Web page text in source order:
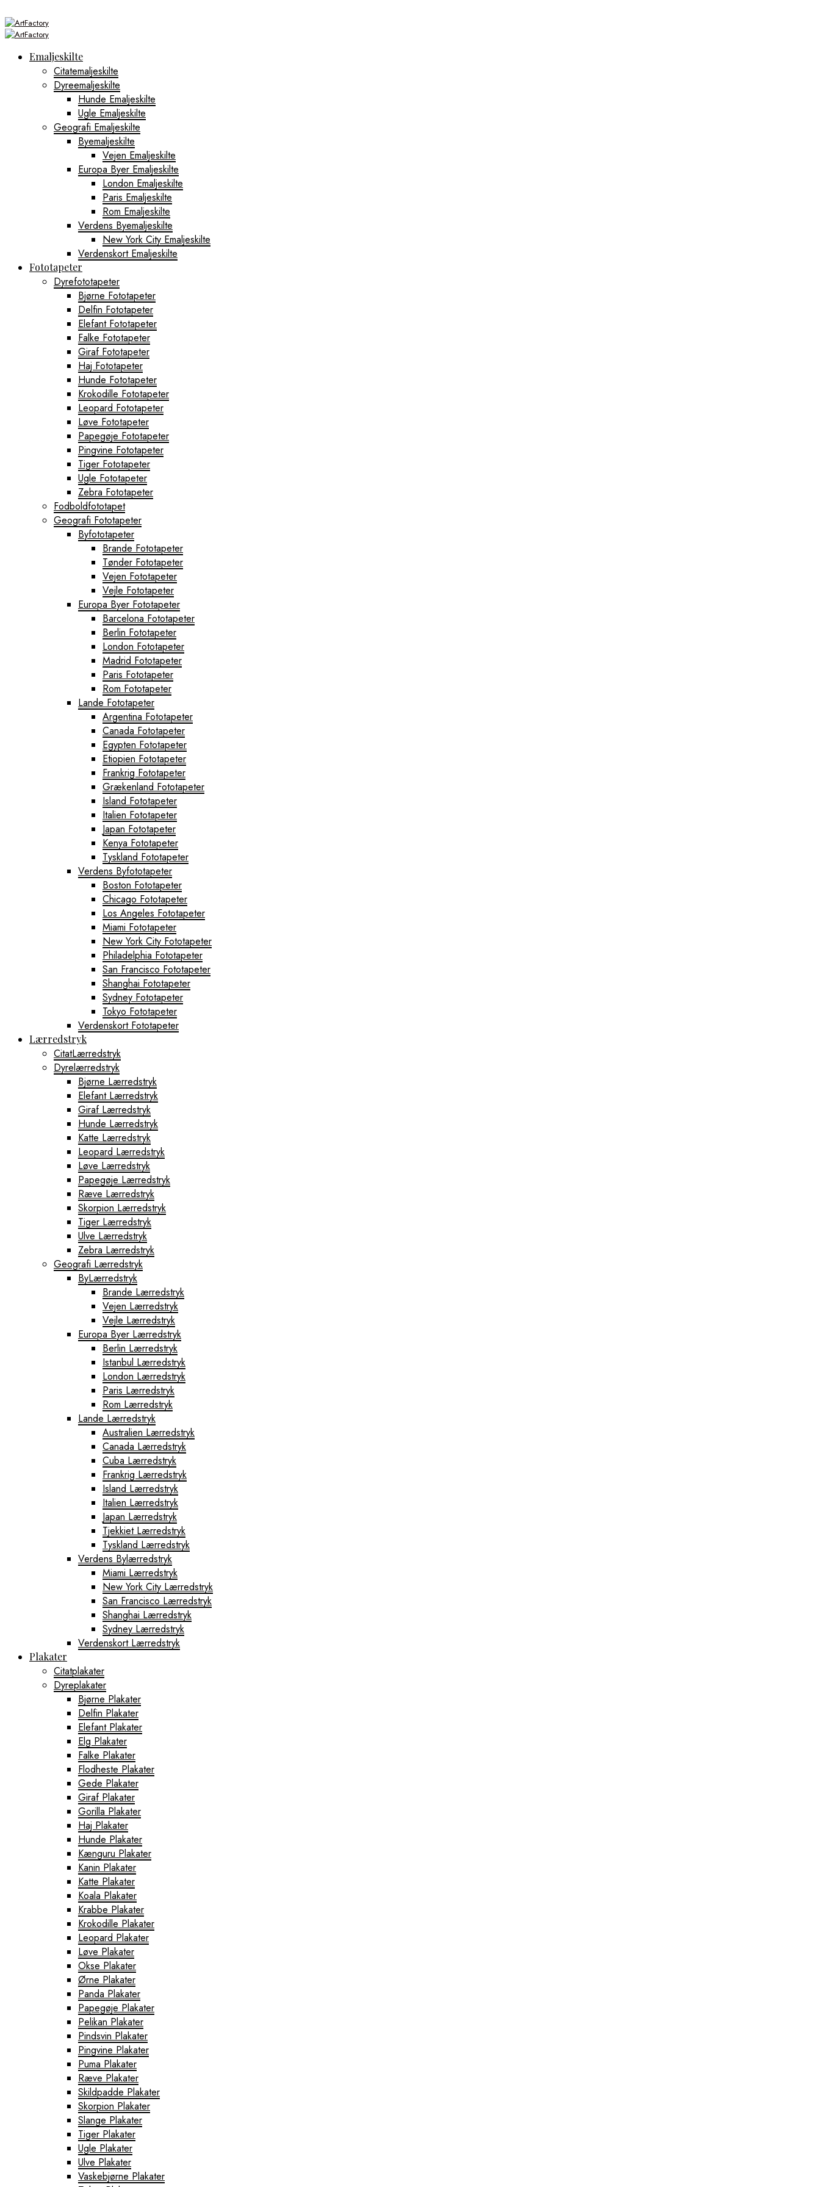
Emaljeskilte
Citatemaljeskilte
Dyreemaljeskilte
Hunde Emaljeskilte
Ugle Emaljeskilte
Geografi Emaljeskilte
Byemaljeskilte
Vejen Emaljeskilte
Europa Byer Emaljeskilte
London Emaljeskilte
Paris Emaljeskilte
Rom Emaljeskilte
Verdens Byemaljeskilte
New York City Emaljeskilte
Verdenskort Emaljeskilte
Fototapeter
Dyrefototapeter
Bjørne Fototapeter
Delfin Fototapeter
Elefant Fototapeter
Falke Fototapeter
Giraf Fototapeter
Haj Fototapeter
Hunde Fototapeter
Krokodille Fototapeter
Leopard Fototapeter
Løve Fototapeter
Papegøje Fototapeter
Pingvine Fototapeter
Tiger Fototapeter
Ugle Fototapeter
Zebra Fototapeter
Fodboldfototapet
Geografi Fototapeter
Byfototapeter
Brande Fototapeter
Tønder Fototapeter
Vejen Fototapeter
Vejle Fototapeter
Europa Byer Fototapeter
Barcelona Fototapeter
Berlin Fototapeter
London Fototapeter
Madrid Fototapeter
Paris Fototapeter
Rom Fototapeter
Lande Fototapeter
Argentina Fototapeter
Canada Fototapeter
Egypten Fototapeter
Etiopien Fototapeter
Frankrig Fototapeter
Grækenland Fototapeter
Island Fototapeter
Italien Fototapeter
Japan Fototapeter
Kenya Fototapeter
Tyskland Fototapeter
Verdens Byfototapeter
Boston Fototapeter
Chicago Fototapeter
Los Angeles Fototapeter
Miami Fototapeter
New York City Fototapeter
Philadelphia Fototapeter
San Francisco Fototapeter
Shanghai Fototapeter
Sydney Fototapeter
Tokyo Fototapeter
Verdenskort Fototapeter
Lærredstryk
CitatLærredstryk
Dyrelærredstryk
Bjørne Lærredstryk
Elefant Lærredstryk
Giraf Lærredstryk
Hunde Lærredstryk
Katte Lærredstryk
Leopard Lærredstryk
Løve Lærredstryk
Papegøje Lærredstryk
Ræve Lærredstryk
Skorpion Lærredstryk
Tiger Lærredstryk
Ulve Lærredstryk
Zebra Lærredstryk
Geografi Lærredstryk
ByLærredstryk
Brande Lærredstryk
Vejen Lærredstryk
Vejle Lærredstryk
Europa Byer Lærredstryk
Berlin Lærredstryk
Istanbul Lærredstryk
London Lærredstryk
Paris Lærredstryk
Rom Lærredstryk
Lande Lærredstryk
Australien Lærredstryk
Canada Lærredstryk
Cuba Lærredstryk
Frankrig Lærredstryk
Island Lærredstryk
Italien Lærredstryk
Japan Lærredstryk
Tjekkiet Lærredstryk
Tyskland Lærredstryk
Verdens Bylærredstryk
Miami Lærredstryk
New York City Lærredstryk
San Francisco Lærredstryk
Shanghai Lærredstryk
Sydney Lærredstryk
Verdenskort Lærredstryk
Plakater
Citatplakater
Dyreplakater
Bjørne Plakater
Delfin Plakater
Elefant Plakater
Elg Plakater
Falke Plakater
Flodheste Plakater
Gede Plakater
Giraf Plakater
Gorilla Plakater
Haj Plakater
Hunde Plakater
Kænguru Plakater
Kanin Plakater
Katte Plakater
Koala Plakater
Krabbe Plakater
Krokodille Plakater
Leopard Plakater
Løve Plakater
Okse Plakater
Ørne Plakater
Panda Plakater
Papegøje Plakater
Pelikan Plakater
Pindsvin Plakater
Pingvine Plakater
Puma Plakater
Ræve Plakater
Skildpadde Plakater
Skorpion Plakater
Slange Plakater
Tiger Plakater
Ugle Plakater
Ulve Plakater
Vaskebjørne Plakater